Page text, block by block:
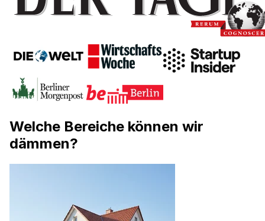
Welche Bereiche können wir
dämmen?